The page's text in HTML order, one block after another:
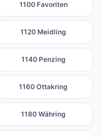
1100 Favoriten
1120 Meidling
1140 Penzing
1160 Ottakring
1180 Währing